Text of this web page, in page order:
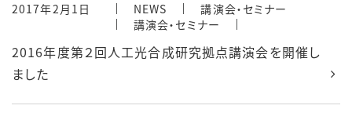
2017年2月1日 NEWS
講演会・セミナー
講演会・セミナー
2016年度第２回人工光合成研究拠点講演会を開催し
ました